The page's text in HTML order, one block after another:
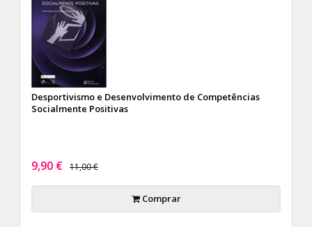
Desportivismo e Desenvolvimento de Competências
Socialmente Positivas
9,90 € 11,00 €
Comprar